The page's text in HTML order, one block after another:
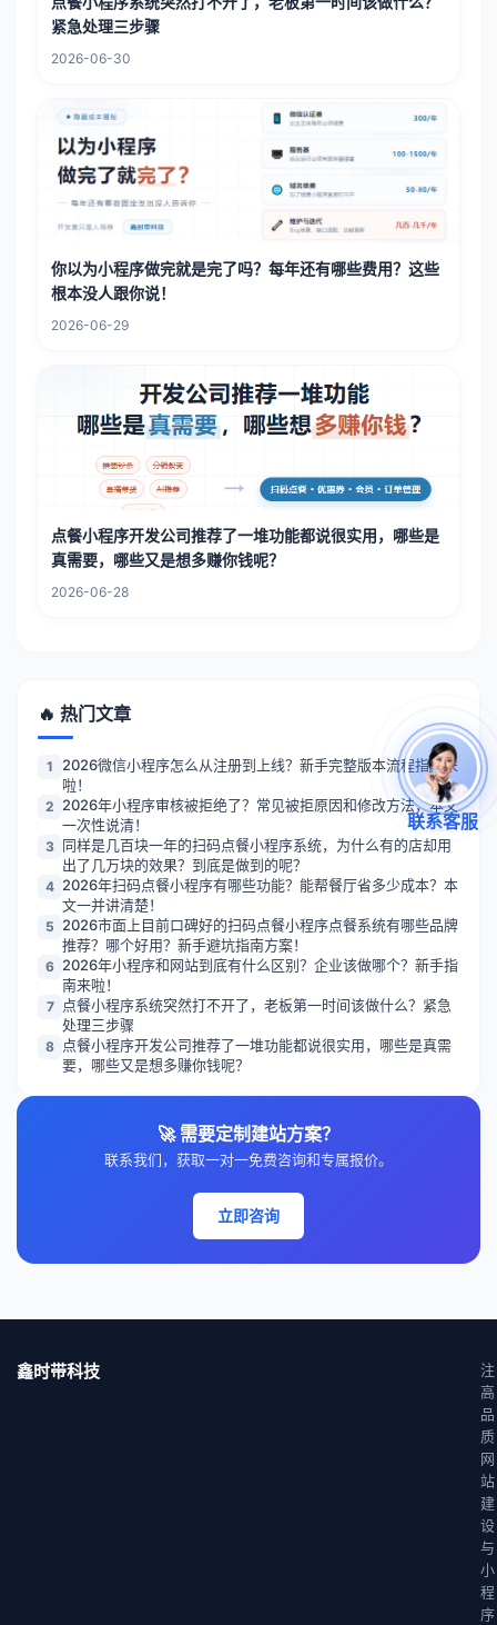
紧急处理三步骤
2026-06-30
你以为小程序做完就是完了吗？每年还有哪些费用？这些
根本没人跟你说！
2026-06-29
点餐小程序开发公司推荐了一堆功能都说很实用，哪些是
真需要，哪些又是想多赚你钱呢？
2026-06-28
🔥 热门文章
1
2026微信小程序怎么从注册到上线？新手完整版本流程指南来
啦！
2 2026年小程序审核被拒绝了？常见被拒原因和修改方法，本文
一次性说清！
3 同样是几百块一年的扫码点餐小程序系统，为什么有的店却用
出了几万块的效果？到底是做到的呢？
4 2026年扫码点餐小程序有哪些功能？能帮餐厅省多少成本？本
文一并讲清楚！
5 2026市面上目前口碑好的扫码点餐小程序点餐系统有哪些品牌
推荐？哪个好用？新手避坑指南方案！
6 2026年小程序和网站到底有什么区别？企业该做哪个？新手指
南来啦！
7
点餐小程序系统突然打不开了，老板第一时间该做什么？紧急
处理三步骤
8 点餐小程序开发公司推荐了一堆功能都说很实用，哪些是真需
要，哪些又是想多赚你钱呢？
🚀 需要定制建站方案？
联系我们，获取一对一免费咨询和专属报价。
立即咨询
鑫时带科技
注
高
品
质
网
站
建
设
与
小
程
序
联系客服